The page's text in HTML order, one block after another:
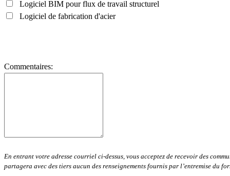
Logiciel BIM pour flux de travail structurel
Logiciel de fabrication d'acier
Commentaires:
En entrant votre adresse courriel ci-dessus, vous acceptez de recevoir des
partagera avec des tiers aucun des renseignements fournis par l’entremise du